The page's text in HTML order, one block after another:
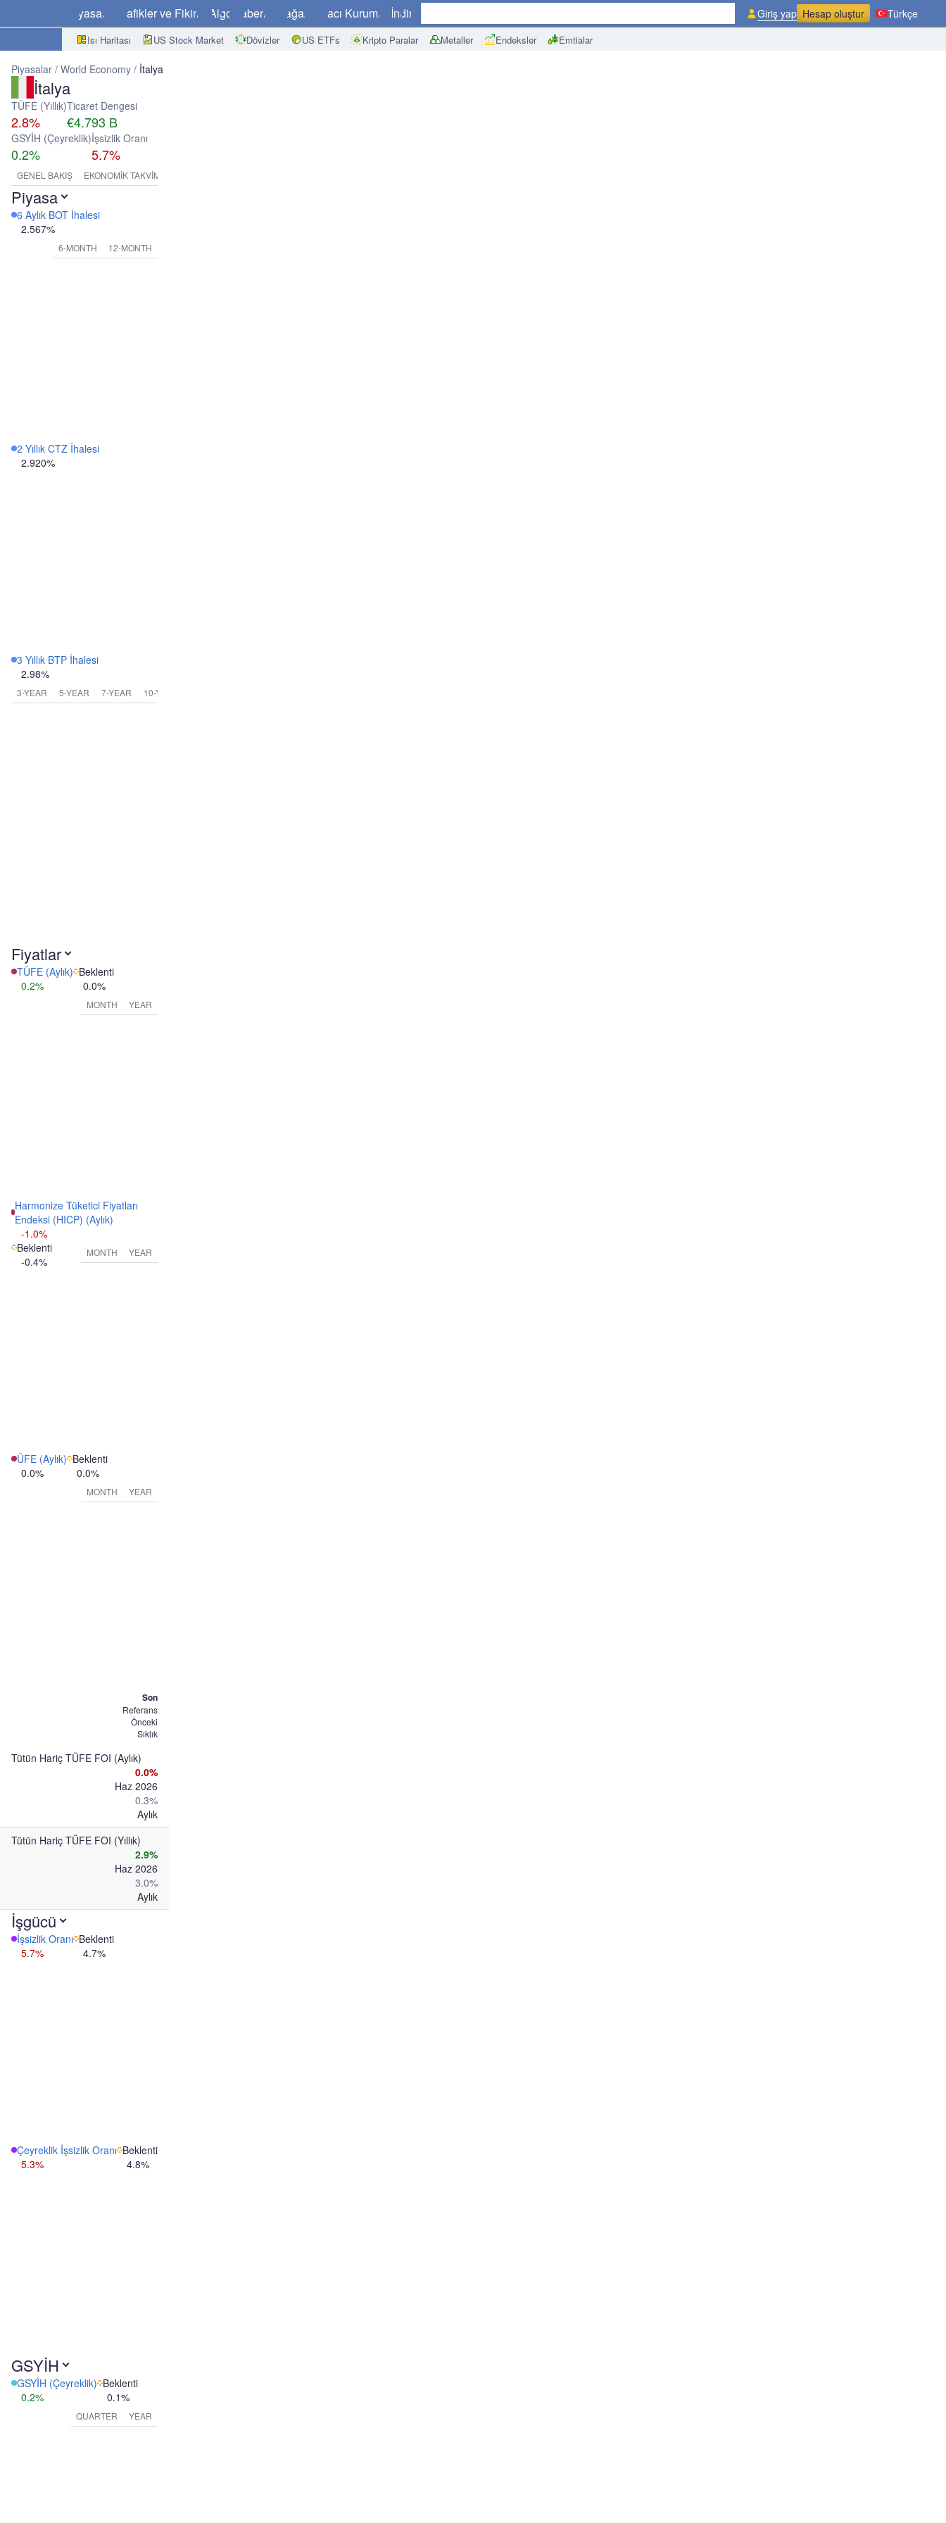
Piyasalar Grafikler ve Fikirler Algo Haberler Mağaza Aracı Kurumlar İndir
Isı Haritası US Stock Market Dövizler US ETFs Kripto Paralar Metaller Endeksler Emtialar
Giriş yap Hesap oluştur Türkçe
Piyasalar World Economy İtalya
İtalya
TÜFE (Yıllık)
2.8%
Ticaret Dengesi
€4.793 B
GSYİH (Çeyreklik)
0.2%
İşsizlik Oranı
5.7%
GENEL BAKIŞ EKONOMIK TAKVIM
Piyasa
6 Aylık BOT İhalesi
2.567%
6-MONTH 12-MONTH
2 Yıllık CTZ İhalesi
2.920%
3 Yıllık BTP İhalesi
2.98%
3-YEAR 5-YEAR 7-YEAR 10-YEAR
Fiyatlar
TÜFE (Aylık)
0.2%
Beklenti
0.0%
MONTH YEAR
Harmonize Tüketici Fiyatları
Endeksi (HICP) (Aylık)
-1.0%
Beklenti
-0.4%
MONTH YEAR
ÜFE (Aylık)
0.0%
Beklenti
0.0%
MONTH YEAR
Son
Referans
Önceki
Sıklık
Tütün Hariç TÜFE FOI (Aylık)
0.0%
Haz 2026
0.3%
Aylık
Tütün Hariç TÜFE FOI (Yıllık)
2.9%
Haz 2026
3.0%
Aylık
İşgücü
İşsizlik Oranı
5.7%
Beklenti
4.7%
Çeyreklik İşsizlik Oranı
5.3%
Beklenti
4.8%
GSYİH
GSYİH (Çeyreklik)
0.2%
Beklenti
0.1%
QUARTER YEAR